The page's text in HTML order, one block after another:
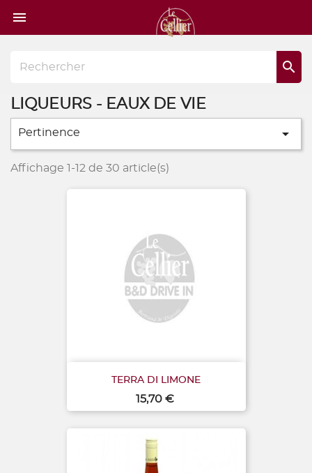


LIQUEURS - EAUX DE VIE
Pertinence 
Affichage 1-12 de 30 article(s)
TERRA DI LIMONE
Prix
15,70 €